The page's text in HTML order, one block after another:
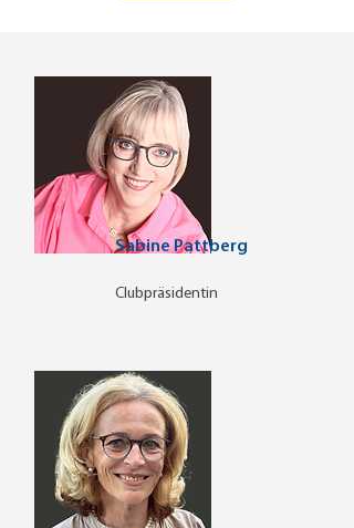
Sabine Pattberg
Clubpräsidentin